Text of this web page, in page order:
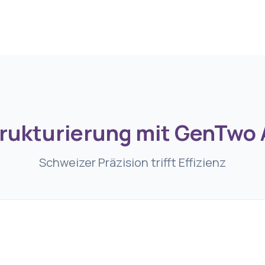
mit GenTwo
Schweizer Präzision trifft Effizienz